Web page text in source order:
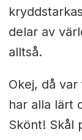
delar av
alltså.
Okej, då
har alla lärt
Skönt! Skål